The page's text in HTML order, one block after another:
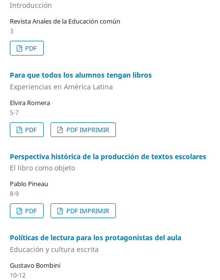
Introducción
Revista Anales de la Educación común
3
PDF
Para que todos los alumnos tengan libros
Experiencias en América Latina
Elvira Romera
5-7
PDF
PDF IMPRIMIR
Perspectiva histórica de la producción de textos escolares
El libro como objeto
Pablo Pineau
8-9
PDF
PDF IMPRIMIR
Políticas de lectura para los protagonistas del aula
Educación y cultura escrita
Gustavo Bombini
10-12